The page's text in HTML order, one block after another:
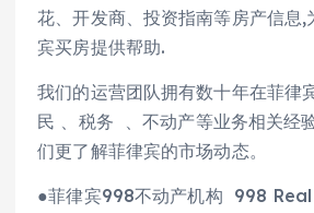
花、开发商、投资指南等房产信息,
宾买房提供帮助.
我们的运营团队拥有数十年在菲律
民 、税务 、不动产等业务相关经
们更了解菲律宾的市场动态。
●菲律宾998不动产机构 998